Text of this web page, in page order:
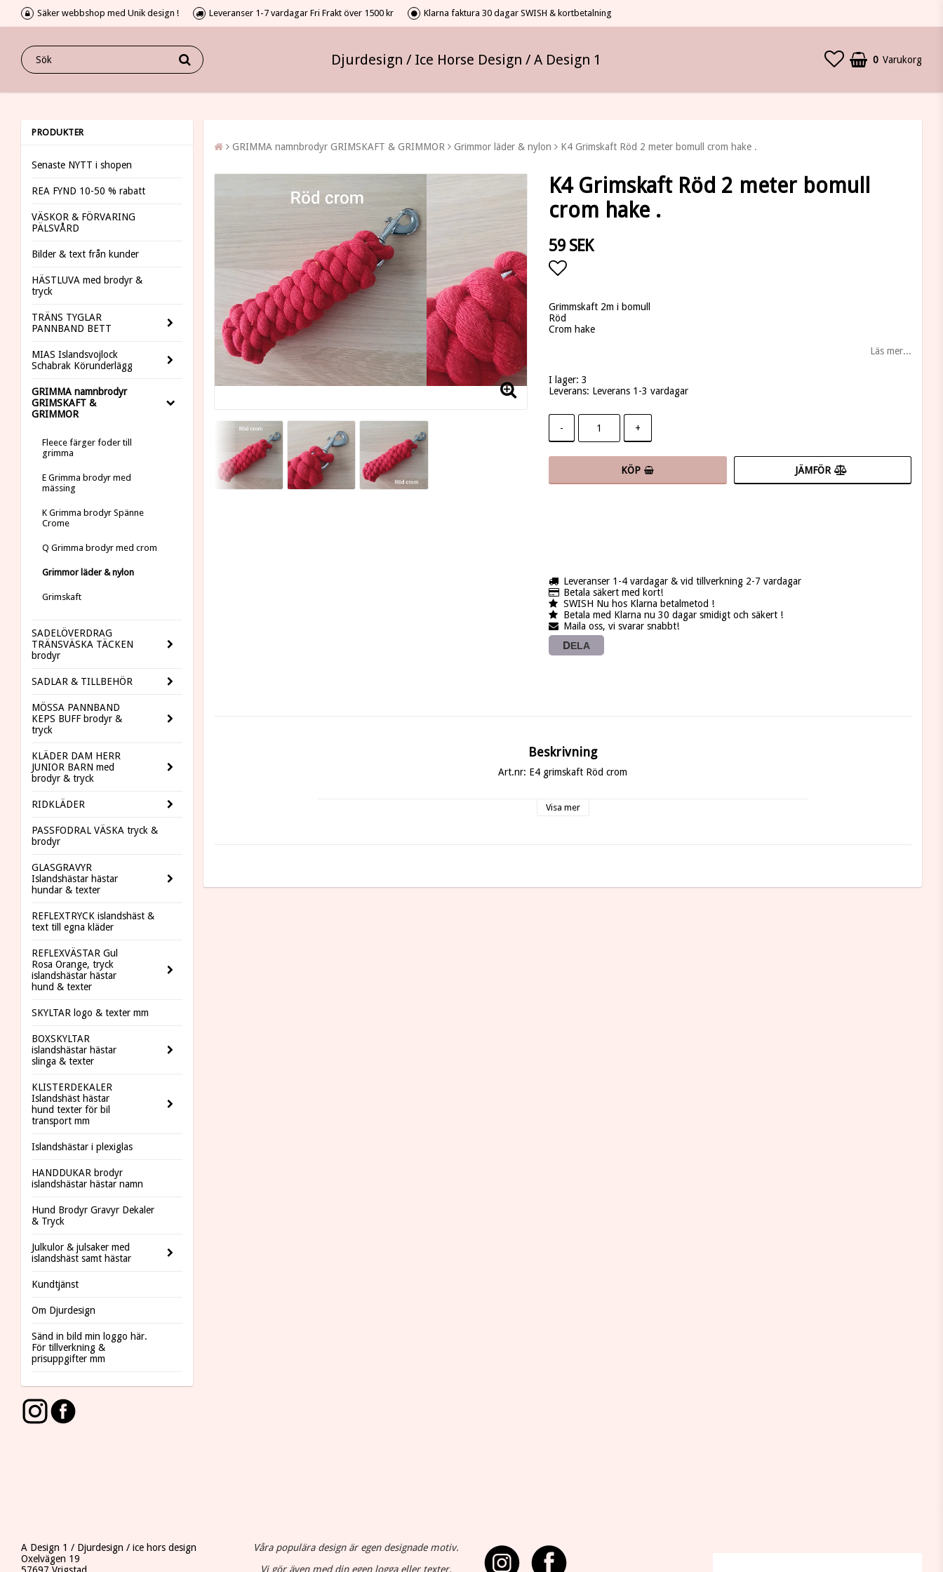
Säker webbshop med Unik design ! Leveranser 1-7 vardagar Fri Frakt över 1500 kr Klarna faktura 30 dagar SWISH & kortbetalning
Djurdesign / Ice Horse Design / A Design 1 0 Varukorg
PRODUKTER
Senaste NYTT i shopen
REA FYND 10-50 % rabatt
VÄSKOR & FÖRVARING
PÄLSVÅRD
Bilder & text från kunder
HÄSTLUVA med brodyr &
tryck
TRÄNS TYGLAR
PANNBAND BETT
MIAS Islandsvojlock
Schabrak Körunderlägg
GRIMMA namnbrodyr
GRIMSKAFT &
GRIMMOR
Fleece färger foder till
grimma
E Grimma brodyr med
mässing
K Grimma brodyr Spänne
Crome
Q Grimma brodyr med crom
Grimmor läder & nylon
Grimskaft
SADELÖVERDRAG
TRÄNSVÄSKA TÄCKEN
brodyr
SADLAR & TILLBEHÖR
MÖSSA PANNBAND
KEPS BUFF brodyr &
tryck
KLÄDER DAM HERR
JUNIOR BARN med
brodyr & tryck
RIDKLÄDER
PASSFODRAL VÄSKA tryck &
brodyr
GLASGRAVYR
Islandshästar hästar
hundar & texter
REFLEXTRYCK islandshäst &
text till egna kläder
REFLEXVÄSTAR Gul
Rosa Orange, tryck
islandshästar hästar
hund & texter
SKYLTAR logo & texter mm
BOXSKYLTAR
islandshästar hästar
slinga & texter
KLISTERDEKALER
Islandshäst hästar
hund texter för bil
transport mm
Islandshästar i plexiglas
HANDDUKAR brodyr
islandshästar hästar namn
Hund Brodyr Gravyr Dekaler
& Tryck
Julkulor & julsaker med
islandshäst samt hästar
Kundtjänst
Om Djurdesign
Sänd in bild min loggo här.
För tillverkning &
prisuppgifter mm
GRIMMA namnbrodyr GRIMSKAFT & GRIMMOR Grimmor läder & nylon K4 Grimskaft Röd 2 meter bomull crom hake .
K4 Grimskaft Röd 2 meter bomull
crom hake .
59 SEK
Grimmskaft 2m i bomull
Röd
Crom hake
Läs mer...
I lager: 3
Leverans: Leverans 1-3 vardagar
- +
KÖP JÄMFÖR
Leveranser 1-4 vardagar & vid tillverkning 2-7 vardagar
Betala säkert med kort!
SWISH Nu hos Klarna betalmetod !
Betala med Klarna nu 30 dagar smidigt och säkert !
Maila oss, vi svarar snabbt!
DELA
Beskrivning
Art.nr: E4 grimskaft Röd crom
Visa mer
A Design 1 / Djurdesign / ice hors design
Oxelvägen 19
Våra populära design är egen designade motiv.
Vi gör även med din egen logga eller texter.